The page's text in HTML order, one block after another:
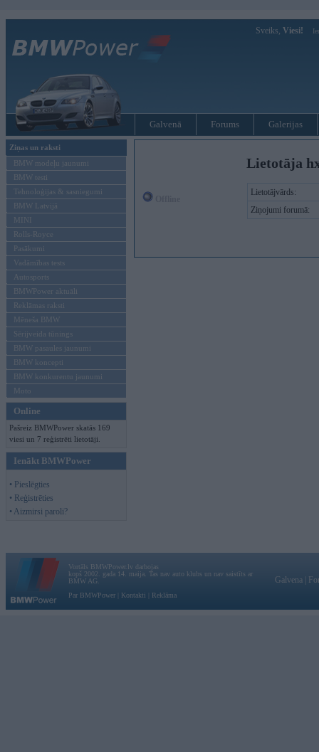
Sveiks, Viesi!
Galvenā Forums Galerijas
Ziņas un raksti
BMW modeļu jaunumi
BMW testi
Tehnoloģijas & sasniegumi
BMW Latvijā
MINI
Rolls-Royce
Pasākumi
Vadāmības tests
Autosports
BMWPower aktuāli
Reklāmas raksti
Mēneša BMW
Sērijveida tūnings
BMW pasaules jaunumi
BMW koncepti
BMW konkurentu jaunumi
Moto
Online
Pašreiz BMWPower skatās 169
viesi un 7 reģistrēti lietotāji.
Ienākt BMWPower
• Pieslēgties
• Reģistrēties
• Aizmirsi paroli?
Lietotāja
Lietotājvārds:
Ziņojumi forumā:
Vortāls BMWPower.lv darbojas
kopš 2002. gada 14. maija. Tas nav auto klubs un nav saistīts ar
BMW AG.
Par BMWPower
Kontakti Reklāma
Galvena